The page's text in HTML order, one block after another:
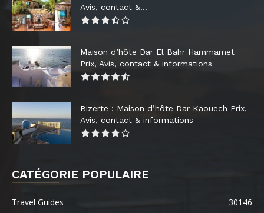
Avis, contact &...
Maison d’hôte Dar El Bahr Hammamet
Prix, Avis, contact & informations
Bizerte : Maison d’hôte Dar Kaouech Prix,
Avis, contact & informations
CATÉGORIE POPULAIRE
Travel Guides
30146